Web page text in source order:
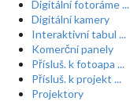
Digitální fotoráme ...
Digitální kamery
Interaktivní tabul ...
Komerční panely
Přísluš. k fotoapa ...
Přísluš. k projekt ...
Projektory